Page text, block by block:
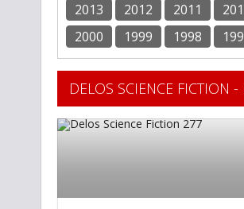
2013
2012 2011
2000
1999 1998
DELOS SCIENCE FICTION